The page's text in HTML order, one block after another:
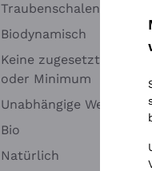
Traubenschalen
Biodynamisch
Keine zugesetzten
oder Minimum
Unabhängige
Bio
Natürlich